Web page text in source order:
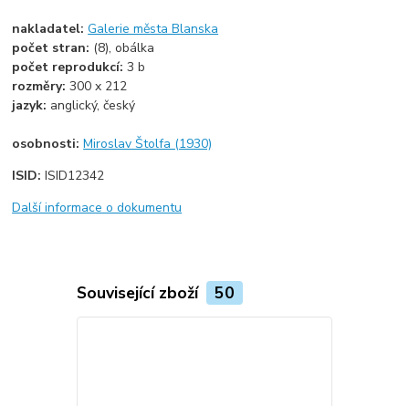
nakladatel:Galerie města Blanska
počet stran: (8), obálka
počet reprodukcí:3 b
rozměry:300 x 212
jazyk: anglický, český
osobnosti:Miroslav Štolfa (1930)
ISID:ISID12342
Další informace o dokumentu
Související zboží 50